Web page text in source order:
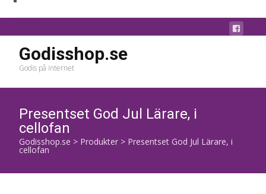
Godisshop.se
Godis på internet
Presentset God Jul Lärare, i
cellofan
Godisshop.se > Produkter > Presentset God Jul Lärare, i
cellofan